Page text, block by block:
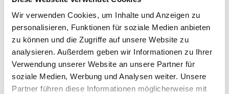
Wir verwenden Cookies, um Inhalte und Anzeigen zu
personalisieren, Funktionen für soziale Medien anbieten
zu können und die Zugriffe auf unsere Website zu
analysieren. Außerdem geben wir Informationen zu Ihrer
Verwendung unserer Website an unsere Partner für
soziale Medien, Werbung und Analysen weiter. Unsere
Partner führen diese Informationen möglicherweise mit
Mini-Fahrplan
Betreiber
Stadtwerke Bonn Verkehrs GmbH
https://www.swb-busundbahn.de